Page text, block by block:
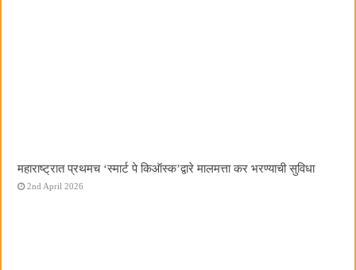
महाराष्ट्रात प्रथमच ‌‘स्मार्ट पे किऑस्क‌’द्वारे मालमत्ता कर भरण्याची सुविधा
2nd April 2026